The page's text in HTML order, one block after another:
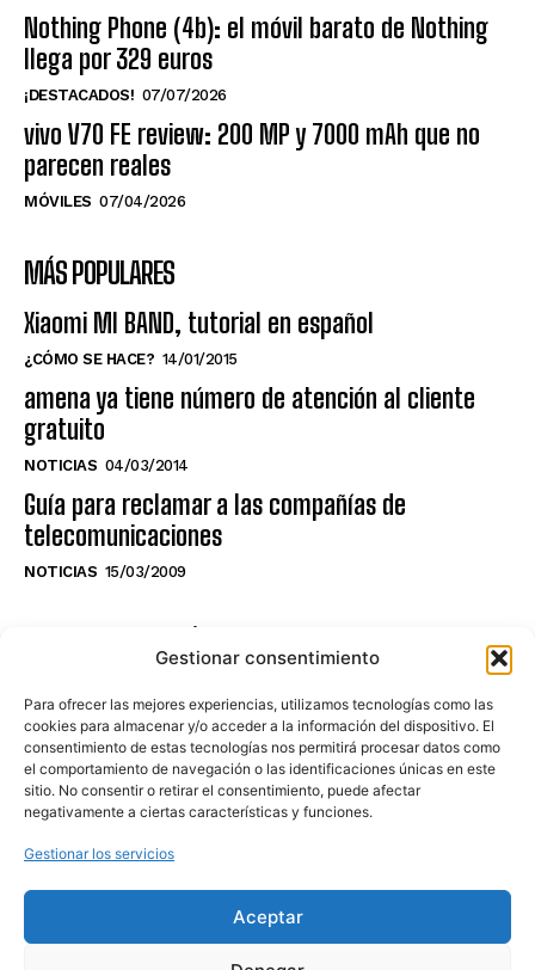
Gestionar consentimiento
Para ofrecer las mejores experiencias, utilizamos tecnologías como las
cookies para almacenar y/o acceder a la información del dispositivo. El
consentimiento de estas tecnologías nos permitirá procesar datos como
el comportamiento de navegación o las identificaciones únicas en este
sitio. No consentir o retirar el consentimiento, puede afectar
negativamente a ciertas características y funciones.
Gestionar los servicios
Aceptar
Nothing Phone (4b): el móvil barato de Nothing
llega por 329 euros
¡DESTACADOS! 07/07/2026
vivo V70 FE review: 200 MP y 7000 mAh que no
parecen reales
MÓVILES 07/04/2026
MÁS POPULARES
Xiaomi MI BAND, tutorial en español
¿CÓMO SE HACE? 14/01/2015
amena ya tiene número de atención al cliente
gratuito
NOTICIAS 04/03/2014
Guía para reclamar a las compañías de
telecomunicaciones
NOTICIAS 15/03/2009
NO TE PIERDAS LO ÚLTIMO DEL CANAL
Haz clic en «Estoy de acuerdo» para
activar Youtube
POLÍTICA DE COOKIES